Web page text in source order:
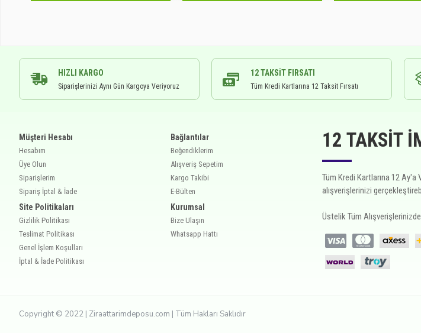
HIZLI KARGO
Siparişlerinizi Aynı Gün Kargoya Veriyoruz
12 TAKSIT FIRSATI
Tüm Kredi Kartlarına 12 Taksit Fırsatı
Müşteri Hesabı
Hesabım
Üye Olun
Siparişlerim
Sipariş İptal & İade
Site Politikaları
Gizlilik Politikası
Teslimat Politikası
Genel İşlem Koşulları
İptal & İade Politikası
Bağlantılar
Beğendiklerim
Alışveriş Sepetim
Kargo Takibi
E-Bülten
Kurumsal
Bize Ulaşın
Whatsapp Hattı
12 TAKSIT
Tüm Kredi Kartlarına 12 Ay'a
alışverişlerinizi
Üstelik Tüm
Copyright © 2022 | Ziraattarimdeposu.com | Tüm Hakları Saklıdır